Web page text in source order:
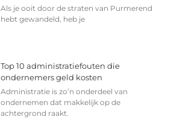
Als je ooit door de straten van Purmerend
hebt gewandeld, heb je
Top 10 administratiefouten die
ondernemers geld kosten
Administratie is zo’n onderdeel van
ondernemen dat makkelijk op de
achtergrond raakt.